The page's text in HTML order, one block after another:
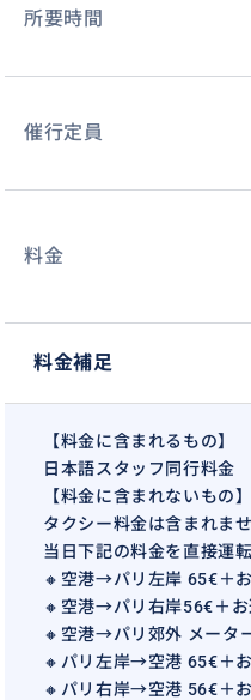
所要時間
催行定員
料金
料金補足
【料金に含まれるもの】
日本語スタッフ同行料金
【料金に含まれないもの】
タクシー料金は含まれませ
当日下記の料金を直接運
🔸空港→パリ左岸 65€＋
🔸空港→パリ右岸56€＋
🔸空港→パリ郊外 メータ
🔸パリ左岸→空港 65€＋
🔸パリ右岸→空港 56€＋